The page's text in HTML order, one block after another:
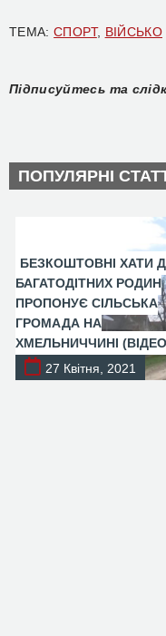
ТЕМА:СПОРТ, ВІЙСЬКО
Підписуйтесь та
ПОПУЛЯРНІ
БЕЗКОШТОВНІ ХАТИ
БАГАТОДІТНИХ РОДИН
ПРОПОНУЄ СІЛЬСЬКА
ГРОМАДА НА
ХМЕЛЬНИЧЧИНІ
27 Квітня, 2021